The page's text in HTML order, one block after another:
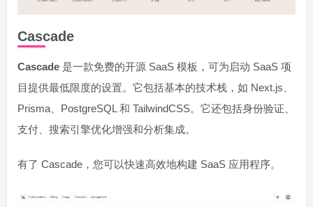
Cascade
Cascade 是一款免费的开源 SaaS 模板，可为启动 SaaS 项
目提供最低限度的设置。它包括基本的技术栈，如 Next.js、
Prisma、PostgreSQL 和 TailwindCSS。它还包括身份验证、
支付、搜索引擎优化增强和分析集成。
有了 Cascade，您可以快速高效地构建 SaaS 应用程序。